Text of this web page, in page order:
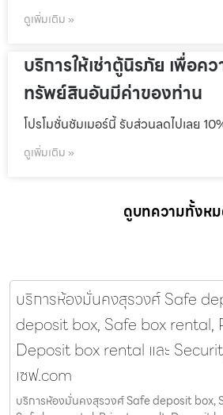
ดูเพิ่มเติม »
บริการให้เช่าตู้นิรภัย เพื่อค
ทรัพย์สินอันมีค่าของท่าน
โปรโมชั่นชัมเมอร์นี้ รับส่วนลดไปเลย
ดูเพิ่มเติม »
ดูบทความทั้งห
บริการห้องมั่นคงสุรวงศ์ Safe
deposit box, Safe box rental,
Deposit box rental และ
เซฟ.com
บริการห้องมั่นคงสุรวงศ์ Safe deposit box,